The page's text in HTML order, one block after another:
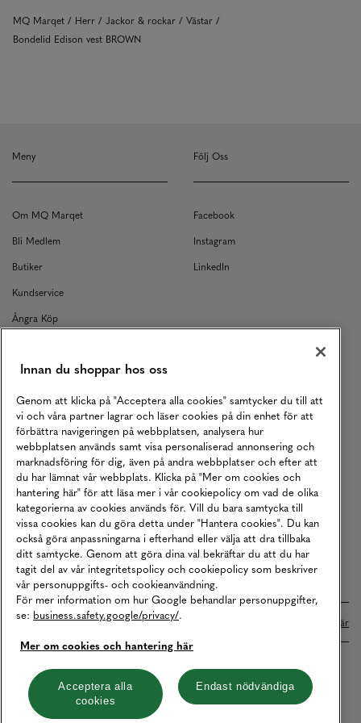
MQ Marqet Herr Jackor & rockar
Västar
Bondelid Edison vest BROWN
Meny
Om MQ Marqet
Bli Medlem
Butiker
Kundservice
Ångra Köp
Returer
Köpvillkor
Karriär
Vårt Ansvar
Våra Tjänster
Press
Studentrabatt
B2B
Tillgänglighetsredogörelse
Följ Oss
Facebook
Instagram
LinkedIn
Betalningar online sköts i samarbete med Klarna. Läs mer här
Cookies Integritetspolicy
Hantera cookies
Innan du shoppar hos oss
Genom att klicka på "Acceptera alla cookies" samtycker du till att
vi och våra partner lagrar och läser cookies på din enhet för att
förbättra navigeringen på webbplatsen, analysera hur
webbplatsen används samt visa personaliserad annonsering och
marknadsföring för dig, även på andra webbplatser och efter att
du har lämnat vår webbplats. Klicka på "Mer om cookies och
hantering här" för att läsa mer i vår cookiepolicy om vad de olika
kategorierna av cookies används för. Vill du bara samtycka till
vissa cookies kan du göra detta under "Hantera cookies". Du kan
också göra anpassningarna i efterhand eller välja att dra tillbaka
ditt samtycke. Genom att göra dina val bekräftar du att du har
tagit del av vår integritetspolicy och cookiepolicy som beskriver
vår personuppgifts- och cookieanvändning.
För mer information om hur Google behandlar personuppgifter,
se: business.safety.google/privacy/.
Mer om cookies och hantering här
Acceptera alla
cookies
Endast nödvändiga